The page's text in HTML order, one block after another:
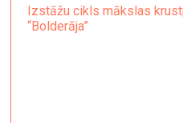
Izstāžu cikls mākslas
“Bolderāja”